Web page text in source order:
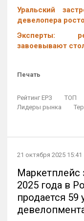
Уральский
девелопера
Эксперты:
завоевывают
Печать
Рейтинг ЕРЗ ТОП
Лидеры рынка
21 октября 2025 15:41
Маркетплейс
2025 года в
продается 59